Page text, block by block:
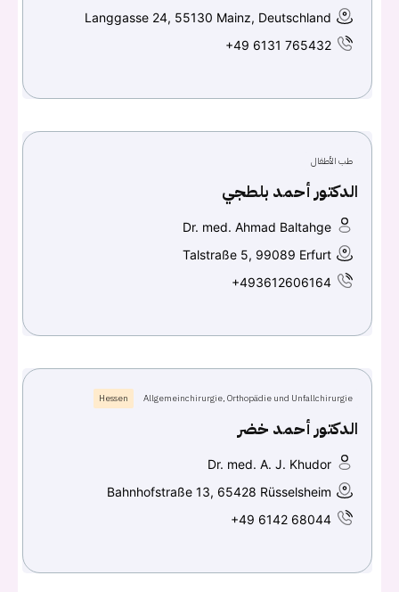
Don't have an account?
Langgasse 24, 55130 Mainz, Deutschland
+49 6131 765432
طب الأطفال
الدكتور أحمد بلطجي
Dr. med. Ahmad Baltahge
Talstraße 5, 99089 Erfurt
+493612606164
Allgemeinchirurgie, Orthopädie und Unfallchirurgie
Hessen
الدكتور أحمد خضر
Dr. med. A. J. Khudor
Bahnhofstraße 13, 65428 Rüsselsheim
+49 6142 68044